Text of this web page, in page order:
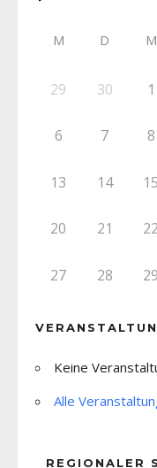
M D M
29 30 1
6 7 8
13 14 15
20 21 22
27 28 29
Keine
Alle
REGIONALER